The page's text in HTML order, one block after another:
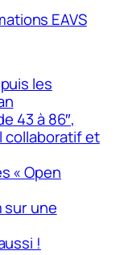
EAVS
les
43 à 86″,
collaboratif et
« Open
sur une
!